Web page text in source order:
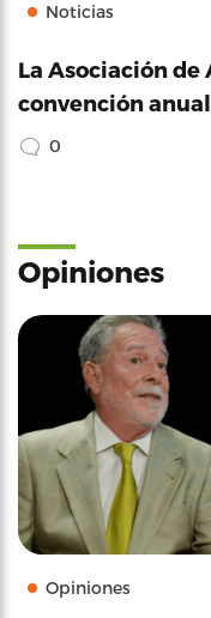
Noticias
La Asociación de
convención
0
Opiniones
Opiniones